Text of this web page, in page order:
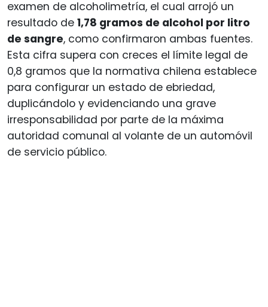
examen de alcoholimetría, el cual arrojó un
resultado de 1,78 gramos de alcohol por litro
de sangre, como confirmaron ambas fuentes.
Esta cifra supera con creces el límite legal de
0,8 gramos que la normativa chilena establece
para configurar un estado de ebriedad,
duplicándolo y evidenciando una grave
irresponsabilidad por parte de la máxima
autoridad comunal al volante de un automóvil
de servicio público.